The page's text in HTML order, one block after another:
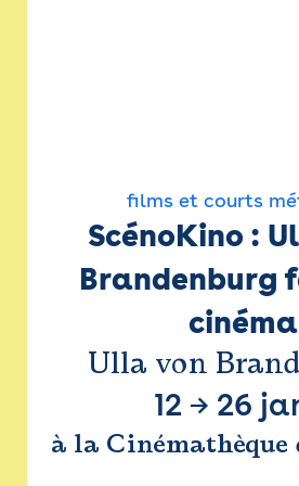
films et courts
ScénoKino :
Brandenburg
cinéma
Ulla von
12 → 26
à la Cinémathèque